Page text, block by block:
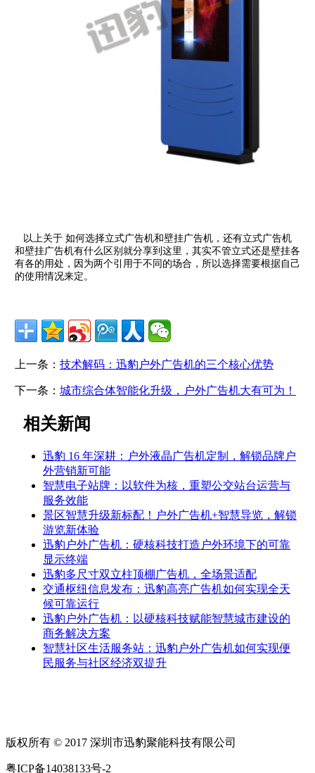
以上关于 如何选择立式广告机和壁挂广告机，还有立式广告机
和壁挂广告机有什么区别就分享到这里，其实不管立式还是壁挂各
有各的用处，因为两个引用于不同的场合，所以选择需要根据自己
的使用情况来定。
上一条： 技术解码：迅豹户外广告机的三个核心优势
下一条： 城市综合体智能化升级，户外广告机大有可为！
相关新闻
迅豹 16 年深耕：户外液晶广告机定制，解锁品牌户
外营销新可能
智慧电子站牌：以软件为核，重塑公交站台运营与
服务效能
景区智慧升级新标配！户外广告机+智慧导览，解锁
游览新体验
迅豹户外广告机：硬核科技打造户外环境下的可靠
显示终端
迅豹多尺寸双立柱顶棚广告机，全场景适配
交通枢纽信息发布：迅豹高亮广告机如何实现全天
候可靠运行
迅豹户外广告机：以硬核科技赋能智慧城市建设的
商务解决方案
智慧社区生活服务站：迅豹户外广告机如何实现便
民服务与社区经济双提升
版权所有 © 2017 深圳市迅豹聚能科技有限公司
粤ICP备14038133号-2